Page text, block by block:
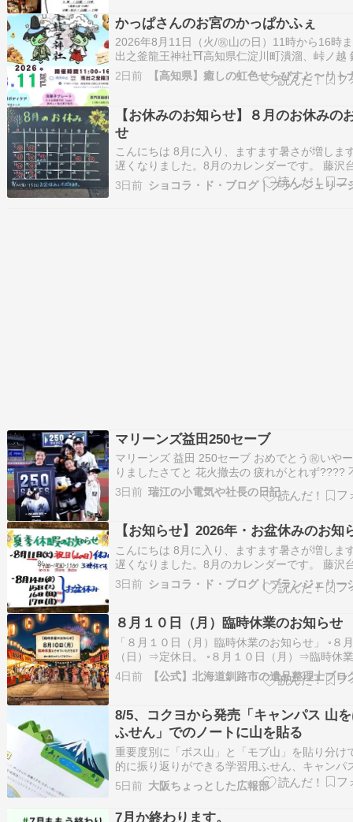
かっぱさんのお宮のかっぱかふぇ
2026年8月11日（火/㊗️山の日）11時から16時
出之釜龍王神社⛩️高知県仁淀川町潰溜、峠ノ越
かっぱかふぇ開催です✨️下記に詳細があります
確認ください✨️まだまだ暑いですがお山はクー
ね????夏休みで…
2日前
【お休みのお知らせ】８月のお休みの
せ
こんにちは 8月に入り、ますます暑さが増しま
遅くなりました。8月のカレンダーです。 藤沢
の分になりますが、喜志店は通常の火曜、水曜
の営業に変則で、11日・山の日は祝日でお休み
3日前
マリーンズ益田250セーブ
マリーンズ 益田 250セーブ おめでとう㊗️いや
りましたさてと 花火撤去の 疲れがとれず????
んな中 昨日は 女子医大の日来週火曜日が 山の
ら めっちゃ混んでたまぁーー あまり よくない
3日前 瑞江の小電気や社長の日記
【お知らせ】2026年・お盆休みのお知
こんにちは 8月に入り、ますます暑さが増しま
遅くなりました。8月のカレンダーです。 藤沢
の分になりますが、喜志店は通常の火曜、水曜
の営業に変則で、11日・山の日は祝日でお休み
す。 #お盆休み #8月の…
3日前
８月１０日（月）臨時休業のお知らせ
「８月１０日（月）臨時休業のお知らせ」 ◦８
（日）⇒定休日。 ◦８月１０日（月）⇒臨時休
月１１日（火）⇒山の日、祝日休業。 ※事前予
作業やお見積り対応が可能な場合がございます
話にて、お気軽にお問合せくださ…
4日前
8/5、コクヨから発売「キャンパス 山
ふせん」でのノートに山を貼る
重要度別に「ボス山」と「モブ山」を貼り分け
的に振り返りができる学習用ふせん、キャンパ
はるふせん文房具の製造やオフィス家具の販売
デザインを手がける企業、コクヨ株式会社が、
のまなびを支える"まなびかた"のブランド＜
5日前 大阪ちょっとした広報部
7月か終わります。